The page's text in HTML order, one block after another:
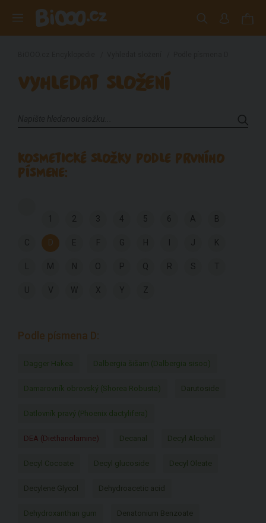
VYHLEDAT SLOŽENÍ
KOSMETICKÉ SLOŽKY PODLE PRVNÍHO
PÍSMENE:
1 2 3 4 5 6 A B
C D E F G H J K
M N O P Q R S T
V W X Y Z
Podle písmena D:
Dagger Hakea Dalbergia šišam (Dalbergia sisoo)
Damarovník obrovský (Shorea Robusta) Darutoside
Datlovník pravý (Phoenix dactylifera)
DEA (Diethanolamine) Decanal Decyl Alcohol
Decyl Cocoate Decyl glucoside Decyl Oleate
Decylene Glycol Dehydroacetic acid
Dehydroxanthan gum Denatonium Benzoate